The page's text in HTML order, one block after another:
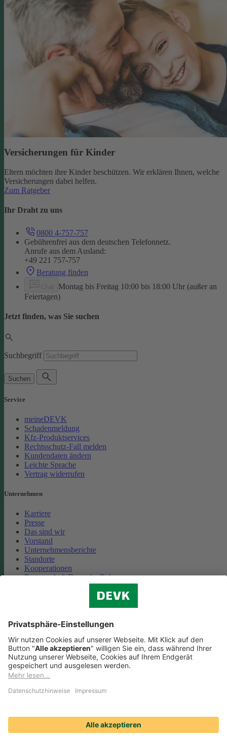
Versicherungen für Kinder
Eltern möchten ihre Kinder beschützen. Wir erklären Ihnen, welche
Versicherungen dabei helfen.
Zum Ratgeber
Ihr Draht zu uns
0800 4-757-757
Gebührenfrei aus dem deutschen Telefonnetz.
Anrufe aus dem Ausland:
+49 221 757-757
Beratung finden
Montag bis Freitag 10:00 bis 18:00 Uhr (außer an
Feiertagen)
Jetzt finden, was Sie suchen
Suchbegriff
Suchen
Service
meineDEVK
Schadenmeldung
Kfz-Produktservices
Rechtsschutz-Fall melden
Kundendaten ändern
Leichte Sprache
Vertrag widerrufen
Unternehmen
Karriere
Presse
Das sind wir
Vorstand
Unternehmensberichte
Standorte
Kooperationen
Partnerschaft Deutsche Bahn
Cookie-Einstellungen
Datenschutz
Impressum
Streitbeilegung
Nutzungshinweise
Compliance